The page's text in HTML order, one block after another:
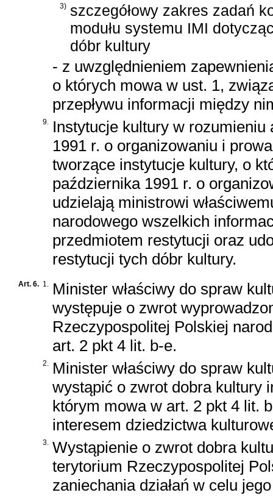
3) szczegółowy zakres zadań
modułu systemu IMI
dóbr kultury
- z uwzględnieniem
o których mowa w ust. 1,
przepływu informacji między
9. Instytucje kultury w rozumieniu
1991 r. o organizowaniu i
tworzące instytucje kultury, o
października 1991 r. o
udzielają ministrowi
narodowego wszelkich
przedmiotem restytucji oraz
restytucji tych dóbr kultury.
Art. 6. 1.
Minister właściwy do spraw
występuje o zwrot
Rzeczypospolitej Polskiej
art. 2 pkt 4 lit. b-e.
2.
Minister właściwy do spraw
wystąpić o zwrot dobra kultury
którym mowa w art. 2 pkt 4 lit.
interesem dziedzictwa
3.
Wystąpienie o zwrot dobra
terytorium Rzeczypospolitej
zaniechania działań w celu